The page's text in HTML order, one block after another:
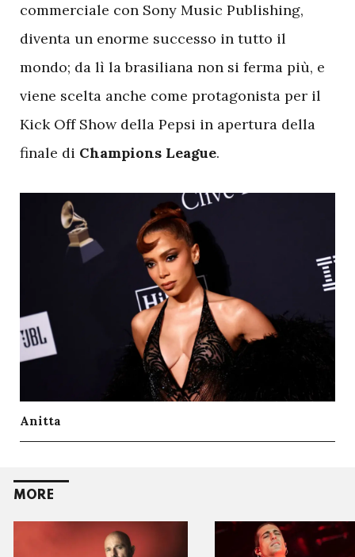
commerciale con Sony Music Publishing,
diventa un enorme successo in tutto il
mondo; da lì la brasiliana non si ferma più, e
viene scelta anche come protagonista per il
Kick Off Show della Pepsi in apertura della
finale di Champions League.
Anitta
MORE